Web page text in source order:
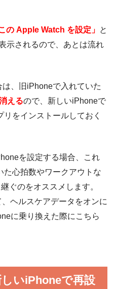
の Apple Watch を設定」 と
示されるので、あとは流れ
、旧iPhoneで入れていた
えるので、新しいiPhoneで
をインストールしておく
を設定する場合、これ
た心拍数やワークアウトな
ぐのをオススメします。
ヘルスケアデータをオンに
に乗り換えた際にこちら
いiPhoneで再設